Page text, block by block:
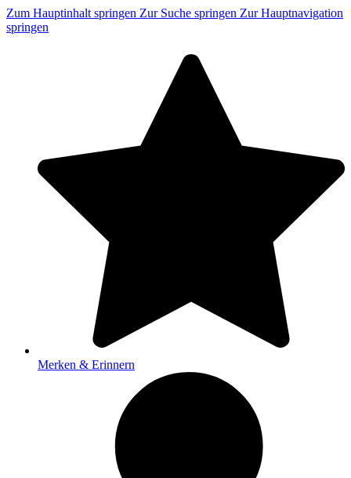
Zum Hauptinhalt springen Zur Suche springen Zur Hauptnavigation
springen
Merken & Erinnern